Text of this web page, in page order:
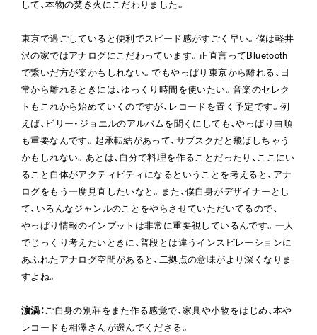
して、本物の焚き火にこだわりました。
東京で過ごしていると便利でスピード感がすごく早い。僕は軽井
沢の家ではアナログにこだわっています。正直言ってBluetooth
で繋いだ方が楽かもしれない。でもやっぱり東京から離れる、日
常から離れるときには、ゆっくり時間を使いたい。音楽のセレク
トもこれから始めていくのですが、レコードを置く予定です。例
えば、ビリー・ジョエルのアルバムを聞くにしても、やっぱり曲順
も重要なんです。起承転結があって、サブスクだと飛ばしちゃう
かもしれない。あとは、自分で料理を作ることだったり、ここにい
ること自体がアクティビティになるということを考えると、アナ
ログをもう一度見直したいなと。また、僕自身がデザイナーとし
て、いろんなジャンルのことをやらさせていただいてるので、
やっぱり情報のインプットは非常に重要視しているんです。一人
でじっくり考えたいときに、普段とは違うインスピレーションに
あふれたアナログ空間があると、二拠点の意味がより深くなりま
すよね。
濵渦：ご自身の別荘をまた作る感覚で、家具や小物をはじめ、本や
レコードも相澤さんが選んでくださる。